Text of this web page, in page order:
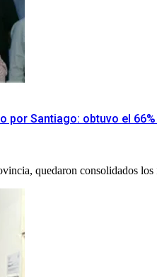
por Santiago: obtuvo el
quedaron consolidados